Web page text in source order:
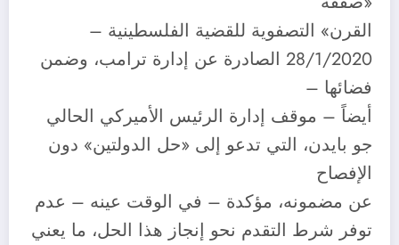
القرن» التصفوية للقضية الفلسطينية –
28/1/2020 الصادرة عن إدارة ترامب، وضمن
فضائها –
أيضاً – موقف إدارة الرئيس الأميركي الحالي
جو بايدن، التي تدعو إلى «حل الدولتين» دون
الإفصاح
عن مضمونه، مؤكدة – في الوقت عينه – عدم
توفر شرط التقدم نحو إنجاز هذا الحل، ما يعني